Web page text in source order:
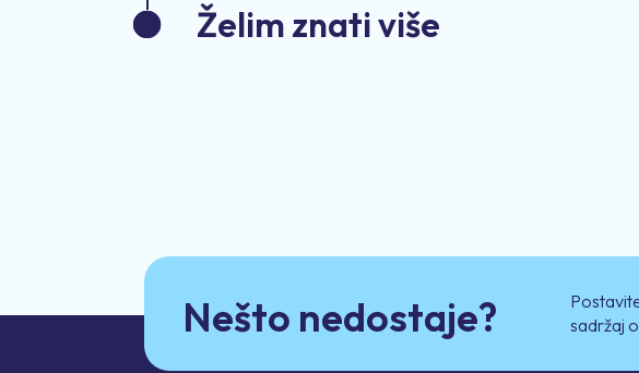
Želim znati više
Nešto nedostaje?
sadržaj